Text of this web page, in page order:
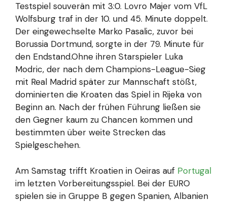
Testspiel souverän mit 3:0. Lovro Majer vom VfL
Wolfsburg traf in der 10. und 45. Minute doppelt.
Der eingewechselte Marko Pasalic, zuvor bei
Borussia Dortmund, sorgte in der 79. Minute für
den Endstand.Ohne ihren Starspieler Luka
Modric, der nach dem Champions-League-Sieg
mit Real Madrid später zur Mannschaft stößt,
dominierten die Kroaten das Spiel in Rijeka von
Beginn an. Nach der frühen Führung ließen sie
den Gegner kaum zu Chancen kommen und
bestimmten über weite Strecken das
Spielgeschehen.
Am Samstag trifft Kroatien in Oeiras auf Portugal
im letzten Vorbereitungsspiel. Bei der EURO
spielen sie in Gruppe B gegen Spanien, Albanien